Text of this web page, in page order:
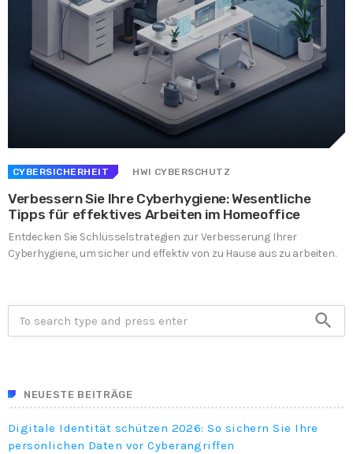
CYBERSICHERHEIT HWI CYBERSCHUTZ
Verbessern Sie Ihre Cyberhygiene: Wesentliche
Tipps für effektives Arbeiten im Homeoffice
Entdecken Sie Schlüsselstrategien zur Verbesserung Ihrer
Cyberhygiene, um sicher und effektiv von zu Hause aus zu arbeiten.
search
NEUESTE BEITRÄGE
Digitale Identität schützen 2026: So sichern Sie Ihre
persönlichen Daten vor Cyberangriffen